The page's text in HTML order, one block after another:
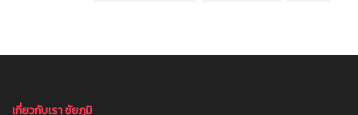
เกี่ยวกับเรา ชัยภูมิ